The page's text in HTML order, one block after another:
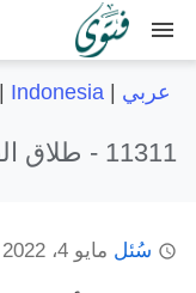
menu
عربي |
Indonesia
11311 - طلاق
سُئل مايو 4، 2022